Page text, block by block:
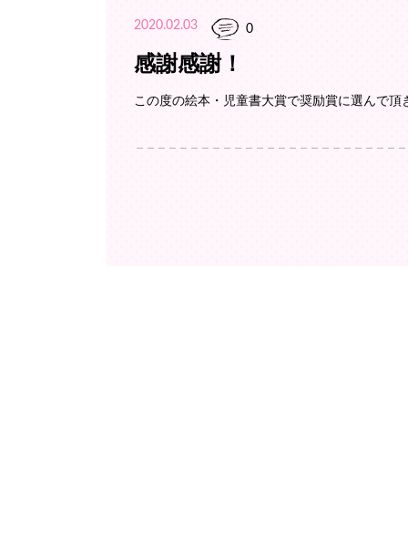
2020.02.03 0
感謝感謝！
この度の絵本・児童書大賞で奨励賞に選んで